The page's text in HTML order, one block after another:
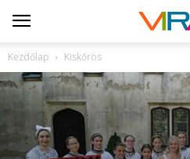
Kezdőlap Kiskőrös